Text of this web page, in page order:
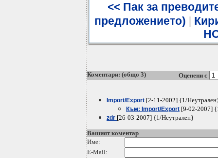
<< Пак за
предложението) |
Коментари: (общо 3) Оценени с
Import/Export [2-11-2002] {1/
Към: Import/Export [9-02-2007]
zdr [26-03-2007] {1/Неутрален}
Вашият коментар
Име:
E-Mail: